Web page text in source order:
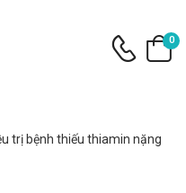
0
trị bệnh thiếu thiamin nặng